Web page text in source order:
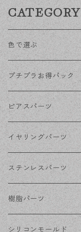
CATEGORY
色で選ぶ
KCゴールド
ゴールド
シルバー
ホワイトシルバー
ステンレス・シルバー
ステンレス・ゴールド
プチプラお得パック
ピアスパーツ
ポストピアス
フックピアス
その他ピアス
イヤリングパーツ
ネジばねイヤリング
クリップイヤリング
ノンホールピアス
ステンレスパーツ
ステンレスピアス
ステンレスイヤリング
樹脂パーツ
シリコンモールド